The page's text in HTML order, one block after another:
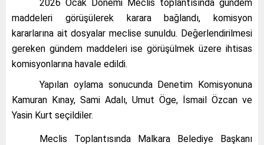
2026 Ocak Dönemi Meclis toplantısında gündem
maddeleri görüşülerek karara bağlandı, komisyon
kararlarına ait dosyalar meclise sunuldu. Değerlendirilmesi
gereken gündem maddeleri ise görüşülmek üzere ihtisas
komisyonlarına havale edildi.
Yapılan oylama sonucunda Denetim Komisyonuna
Kamuran Kınay, Sami Adalı, Umut Öge, İsmail Özcan ve
Yasin Kurt seçildiler.
Meclis Toplantısında Malkara Belediye Başkanı